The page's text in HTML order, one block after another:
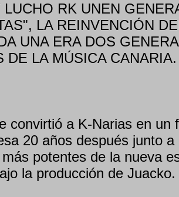
LUCHO RK UNEN
LA REINVENCIÓN
UNA ERA DOS
DE LA MÚSICA
convirtió a K-Narias en un
20 años después junto
potentes de la nueva
la producción de Juacko.